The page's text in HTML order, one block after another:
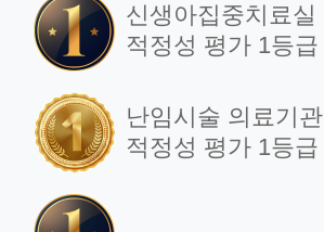
신생아집중치료실
적정성 평가 1등급
난임시술 의료기관
적정성 평가 1등급